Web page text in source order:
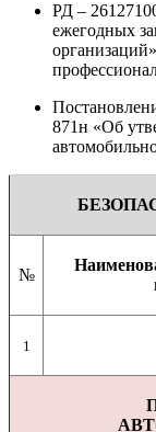
РД –
ежегодных
871н «Об
№
1